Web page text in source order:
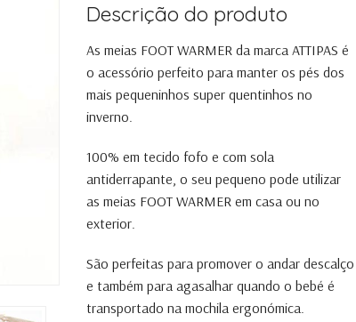
Descrição do produto
As meias FOOT WARMER da marca ATTIPAS é
o acessório perfeito para manter os pés dos
mais pequeninhos super quentinhos no
inverno.
100% em tecido fofo e com sola
antiderrapante, o seu pequeno pode utilizar
as meias FOOT WARMER em casa ou no
exterior.
São perfeitas para promover o andar descalço
e também para agasalhar quando o bebé é
transportado na mochila ergonómica.